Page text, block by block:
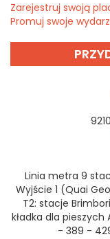
Zarejestruj swoją
Promuj swoje
Linia metra 9
Wyjście 1 (Quai
T2: stacje
kładka dla pieszych
- 389 -